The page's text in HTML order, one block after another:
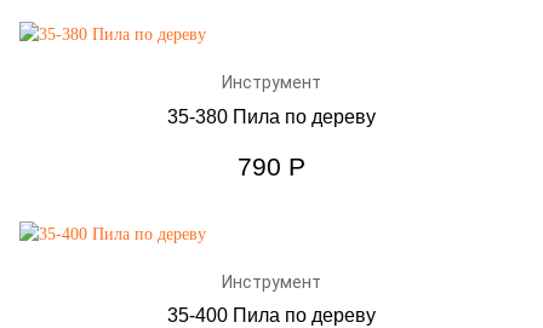
Инструмент
35-380 Пила по дереву
790 Р
Инструмент
35-400 Пила по дереву